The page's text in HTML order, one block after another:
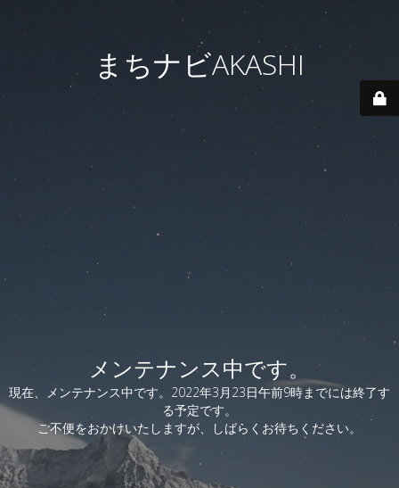
まちナビAKASHI
メンテナンス中です。
現在、メンテナンス中です。2022年3月23日午前9時までには終了す
る予定です。
ご不便をおかけいたしますが、しばらくお待ちください。